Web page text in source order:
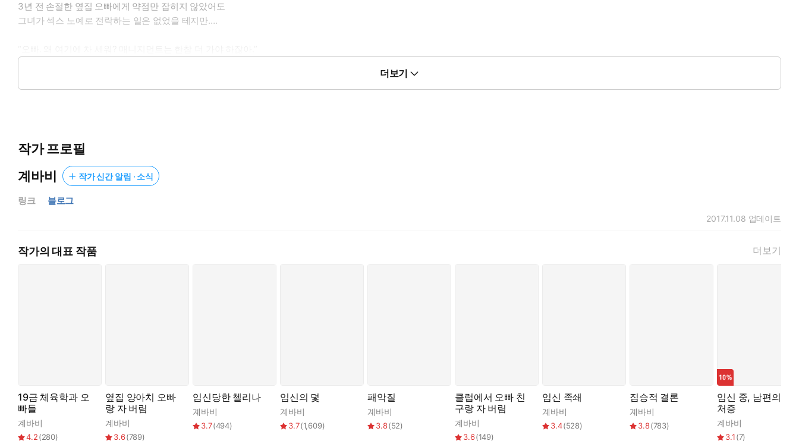
3년 전 손절한 옆집 오빠에게 약점만 잡히지 않았어도
그녀가 섹스 노예로 전락하는 일은 없었을 테지만….
앞 좌석 가운데 콘솔박스를 탁탁 치며 올라오라고 이솜을 불렀다.
“저기로 가면 지하철. 뒤로 가면 버스정류장.”
한마디로 이솜이 혼자 돌아가기 쉬운 곳으로 끌고 왔다는 거였다.
그녀를 길바닥에 떨구고 갈 만한 최적의 장소까지 찾아내는 치밀함에 이솜은 치가 떨렸다.
“……?”
“비밀이 어딨어? 우리 집 강 여사랑 자매처럼 매일 만나는데.”
아악! 이 지긋지긋한 동네를 뜨던가 해야지!
더보기
작가 프로필
계바비
작가 신간 알림 · 소식
링크 블로그
2017.11.08 업데이트
작가의 대표 작품 더보기
19금 체육학과 오
빠들
계바비
4.2(280)
옆집 양아치 오빠
랑 자 버림
계바비
3.6(789)
임신당한 첼리나
계바비
3.7(494)
임신의 덫
계바비
3.7(1,609)
패악질
계바비
3.8(52)
클럽에서 오빠 친
구랑 자 버림
계바비
3.6(149)
임신 족쇄
계바비
3.4(528)
짐승적 결론
계바비
3.8(783)
임신 중, 남편의 의
처증
계바비
3.1(7)